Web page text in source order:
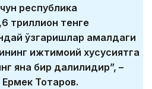
республика
триллион тенге
ўзгаришлар амалдаги
ижтимоий хусусиятга
яна бир далилидир”, –
Тоқтаров.